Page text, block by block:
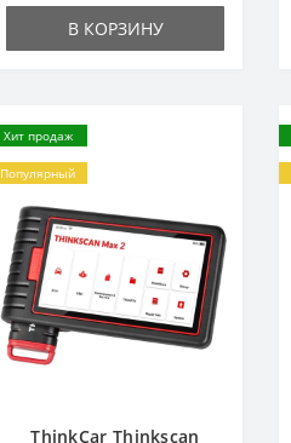
В КОРЗИНУ
Хит продаж
Популярный
ThinkCar Thinkscan